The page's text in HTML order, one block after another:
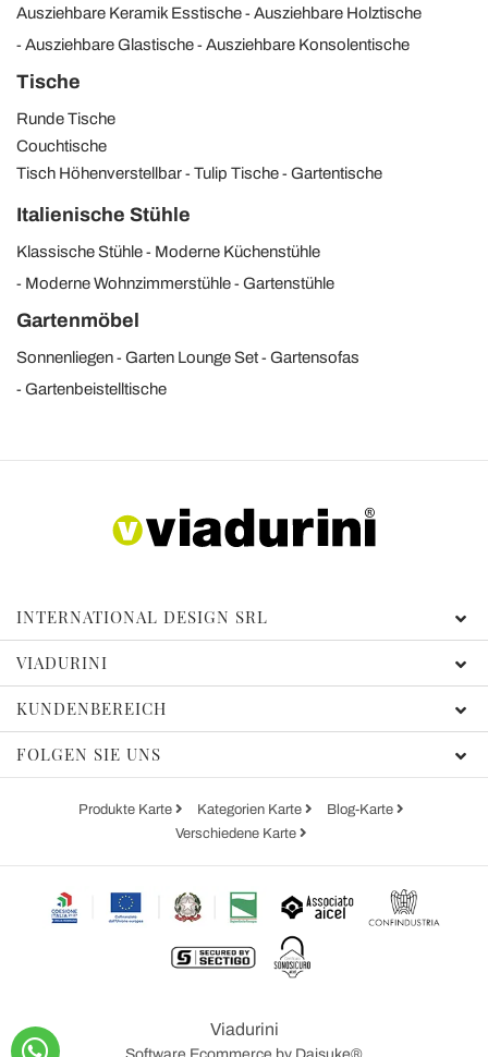
Ausziehbare Keramik Esstische
Ausziehbare Holztische
Ausziehbare Glastische
Ausziehbare Konsolentische
Tische
Runde Tische
Couchtische
Tisch Höhenverstellbar
Tulip Tische Gartentische
Italienische Stühle
Klassische Stühle
Moderne Küchenstühle
Moderne Wohnzimmerstühle
Gartenstühle
Gartenmöbel
Sonnenliegen Garten Lounge Set
Gartensofas
Gartenbeistelltische
INTERNATIONAL DESIGN SRL
VIADURINI
KUNDENBEREICH
FOLGEN SIE UNS
Produkte Karte Kategorien Karte
Blog-Karte
Verschiedene Karte
Viadurini